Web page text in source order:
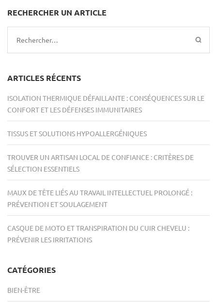
publications
RECHERCHER UN ARTICLE
Rechercher :
ARTICLES RÉCENTS
ISOLATION THERMIQUE DÉFAILLANTE : CONSÉQUENCES SUR LE
CONFORT ET LES DÉFENSES IMMUNITAIRES
TISSUS ET SOLUTIONS HYPOALLERGÉNIQUES
TROUVER UN ARTISAN LOCAL DE CONFIANCE : CRITÈRES DE
SÉLECTION ESSENTIELS
MAUX DE TÊTE LIÉS AU TRAVAIL INTELLECTUEL PROLONGÉ :
PRÉVENTION ET SOULAGEMENT
CASQUE DE MOTO ET TRANSPIRATION DU CUIR CHEVELU :
PRÉVENIR LES IRRITATIONS
CATÉGORIES
BIEN-ÊTRE